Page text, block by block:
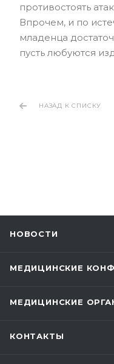
противостоять
Впрочем, и по
младенца
пусть любуются
НАЗАД К СПИСКУ
НОВОСТИ
МЕДИЦИНСКИЕ
МЕДИЦИНСКИЕ
КОНТАКТЫ